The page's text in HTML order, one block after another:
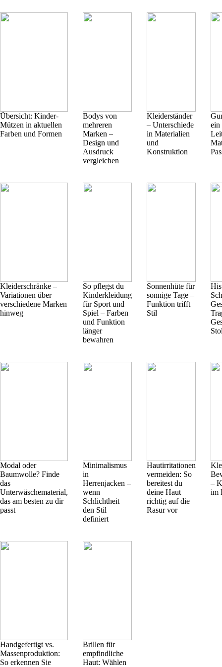
Übersicht: Kinder-
Mützen in aktuellen
Farben und Formen
Bodys von
mehreren
Marken –
Design und
Ausdruck
vergleichen
Kleiderständer
– Unterschiede
in Materialien
und
Konstruktion
ein
Kleiderschränke –
Variationen über
verschiedene Marken
hinweg
So pflegst du
Kinderkleidung
für Sport und
Spiel – Farben
und Funktion
länger
bewahren
Sonnenhüte für
sonnige Tage –
Funktion trifft
Stil
Modal oder
Baumwolle? Finde
das
Unterwäschematerial,
das am besten zu dir
passt
Minimalismus
in
Herrenjacken –
wenn
Schlichtheit
den Stil
definiert
Hautirritationen
vermeiden: So
bereitest du
deine Haut
richtig auf die
Rasur vor
–
im
Handgefertigt vs.
Massenproduktion:
So erkennen Sie
Brillen für
empfindliche
Haut: Wählen